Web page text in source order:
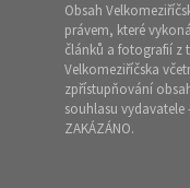
Obsah
právem, které
článků a fotografií z
Velkomeziříčska
zpřístupňování
souhlasu vydavatele
ZAKÁZÁNO.